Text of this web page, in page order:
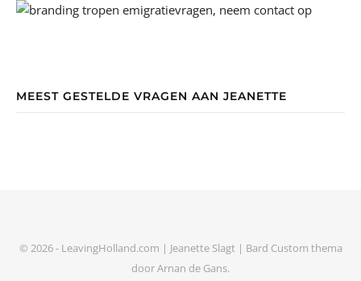
MEEST GESTELDE VRAGEN AAN JEANETTE
© 2026 - LeavingHolland.com | Jeanette Slagt | Bard Custom thema
doorArnan de Gans.